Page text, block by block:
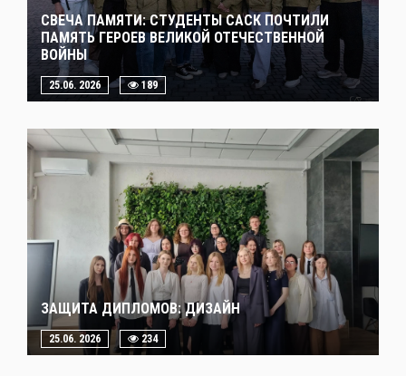
СВЕЧА ПАМЯТИ: СТУДЕНТЫ САСК ПОЧТИЛИ
ПАМЯТЬ ГЕРОЕВ ВЕЛИКОЙ ОТЕЧЕСТВЕННОЙ
ВОЙНЫ
25.06. 2026 189
ЗАЩИТА ДИПЛОМОВ: ДИЗАЙН
25.06. 2026 234